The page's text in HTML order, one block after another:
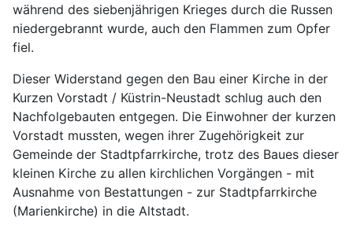
während des siebenjährigen Krieges durch die Russen
niedergebrannt wurde, auch den Flammen zum Opfer
fiel.
Dieser Widerstand gegen den Bau einer Kirche in der
Kurzen Vorstadt / Küstrin-Neustadt schlug auch den
Nachfolgebauten entgegen. Die Einwohner der kurzen
Vorstadt mussten, wegen ihrer Zugehörigkeit zur
Gemeinde der Stadtpfarrkirche, trotz des Baues dieser
kleinen Kirche zu allen kirchlichen Vorgängen - mit
Ausnahme von Bestattungen - zur Stadtpfarrkirche
(Marienkirche) in die Altstadt.